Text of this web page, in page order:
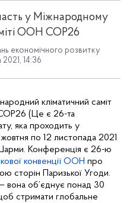
у Міжнародному
ООН COP26
економічного розвитку
14:36
кліматичний саміт
(Це є 26-та
, яка проходить у
жовтня по 12 листопада 2021
. Конференція є 26-ю
конвенції ООН про
сторін Паризької Угоди.
вона об’єднує понад 30
стримати глобальне